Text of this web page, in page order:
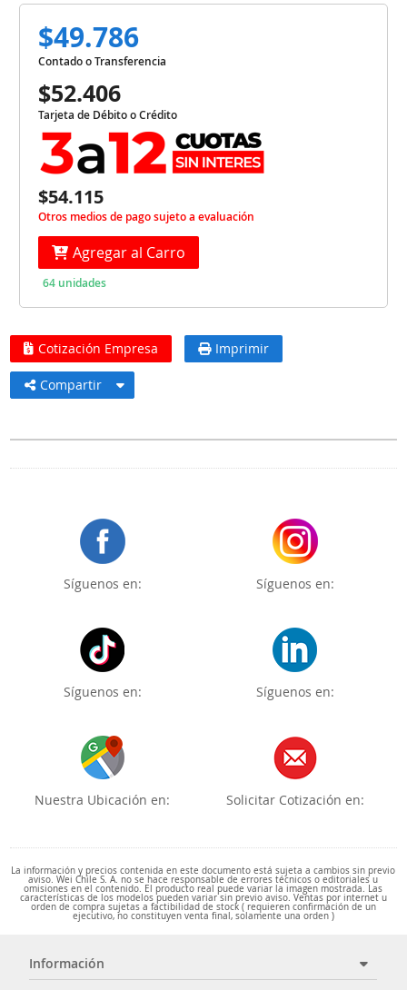
$49.786
Contado o Transferencia
$52.406
Tarjeta de Débito o Crédito
$54.115
Otros medios de pago sujeto a evaluación
Agregar al Carro
64 unidades
Cotización Empresa Imprimir
Compartir
Síguenos en: Síguenos en:
Síguenos en: Síguenos en:
Nuestra Ubicación en: Solicitar Cotización en:
La información y precios contenida en este documento está sujeta a cambios sin previo
aviso. Wei Chile S. A. no se hace responsable de errores técnicos o editoriales u
omisiones en el contenido. El producto real puede variar la imagen mostrada. Las
características de los modelos pueden variar sin previo aviso. Ventas por internet u
orden de compra sujetas a factibilidad de stock ( requieren confirmación de un
ejecutivo, no constituyen venta final, solamente una orden )
Información